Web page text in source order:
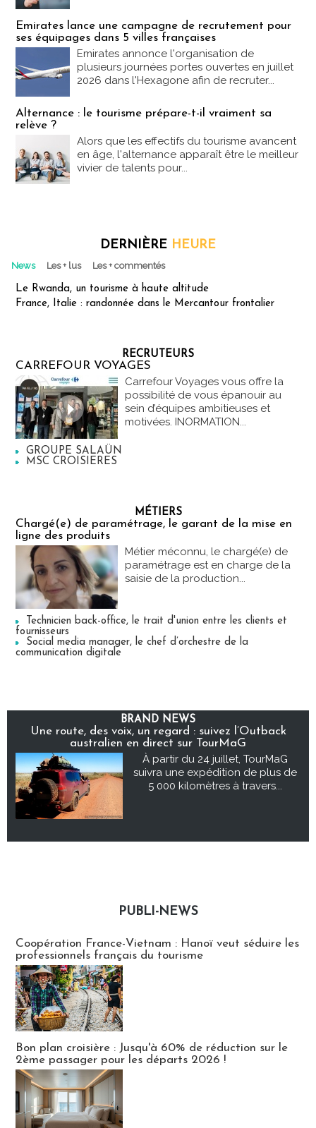
Emirates lance une campagne de recrutement pour
ses équipages dans 5 villes françaises
Emirates annonce l'organisation de
plusieurs journées portes ouvertes en juillet
2026 dans l'Hexagone afin de recruter...
Alternance : le tourisme prépare-t-il vraiment sa
relève ?
Alors que les effectifs du tourisme avancent
en âge, l'alternance apparaît être le meilleur
vivier de talents pour...
DERNIÈRE HEURE
News Les + lus Les + commentés
Le Rwanda, un tourisme à haute altitude
France, Italie : randonnée dans le Mercantour frontalier
RECRUTEURS
CARREFOUR VOYAGES
Carrefour Voyages vous offre la
possibilité de vous épanouir au
sein d’équipes ambitieuses et
motivées. INORMATION...
GROUPE SALAÜN
MSC CROISIERES
MÉTIERS
Chargé(e) de paramétrage, le garant de la mise en
ligne des produits
Métier méconnu, le chargé(e) de
paramétrage est en charge de la
saisie de la production...
Technicien back-office, le trait d'union entre les clients et
fournisseurs
Social media manager, le chef d’orchestre de la
communication digitale
BRAND NEWS
Une route, des voix, un regard : suivez l’Outback
australien en direct sur TourMaG
À partir du 24 juillet, TourMaG
suivra une expédition de plus de
5 000 kilomètres à travers...
PUBLI-NEWS
Coopération France-Vietnam : Hanoï veut séduire les
professionnels français du tourisme
Bon plan croisière : Jusqu'à 60% de réduction sur le
2ème passager pour les départs 2026 !